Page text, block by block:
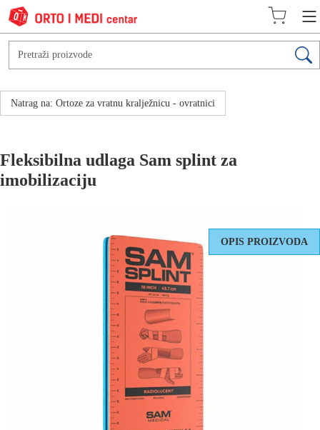
Natrag na: Ortoze za vratnu kralježnicu - ovratnici
Fleksibilna udlaga Sam splint za
imobilizaciju
OPIS PROIZVODA